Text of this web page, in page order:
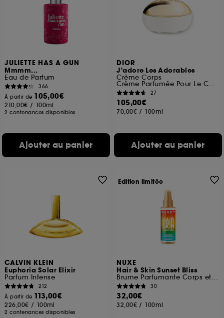
JULIETTE HAS A GUN
Mmmm...
Eau de Parfum
366
À partir de 105,00€
210,00€ / 100ml
2 contenances disponibles
Ajouter au panier
DIOR
J'adore Les Adorables
Crème Corps
Crème Parfumée Pour Le Corps
27
105,00€
70,00€ / 100ml
Ajouter au panier
CALVIN KLEIN
Euphoria Solar Elixir
Parfum Intense
212
À partir de 113,00€
226,00€ / 100ml
2 contenances disponibles
NUXE
Hair & Skin Sunset Bliss
Brume Parfumante Corps et Cheveux
30
32,00€
32,00€ / 100ml
Edition limitée